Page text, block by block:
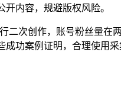
内容，规避版权风险。
二次创作，账号粉丝量在
功案例证明，合理使用